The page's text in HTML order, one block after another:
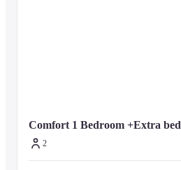
Comfort 1 Bedroom +Extra bed
2